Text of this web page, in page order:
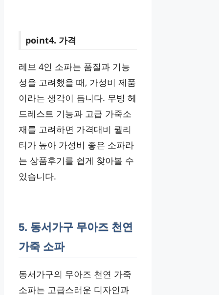
point4. 가격
레브 4인 소파는 품질과 기능
성을 고려했을 때, 가성비 제품
이라는 생각이 듭니다. 무빙 헤
드레스트 기능과 고급 가죽소
재를 고려하면 가격대비 퀄리
티가 높아 가성비 좋은 소파라
는 상품후기를 쉽게 찾아볼 수
있습니다.
5. 동서가구 무아즈 천연
가죽 소파
동서가구의 무아즈 천연 가죽
소파는 고급스러운 디자인과